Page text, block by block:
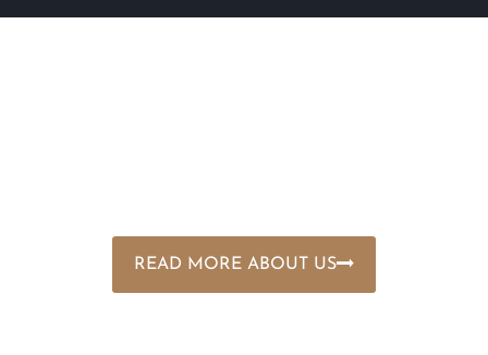
READ MORE ABOUT US